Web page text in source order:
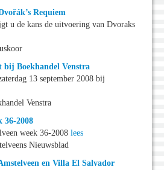
Requiem
u de kans de uitvoering van Dvoraks
bij Boekhandel Venstra
13 september 2008 bij
Venstra
36-2008
week 36-2008 lees
Nieuwsblad
en Villa El Salvador